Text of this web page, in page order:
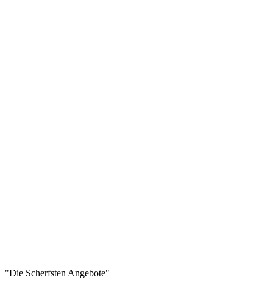
"Die Scherfsten Angebote"